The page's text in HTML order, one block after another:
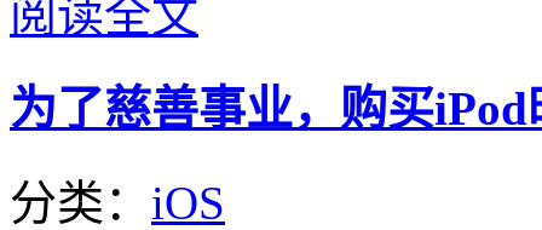
阅读全文
为了慈善事业，购买
分类： iOS